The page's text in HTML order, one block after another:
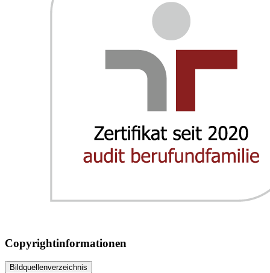
Copyrightinformationen
Bildquellenverzeichnis